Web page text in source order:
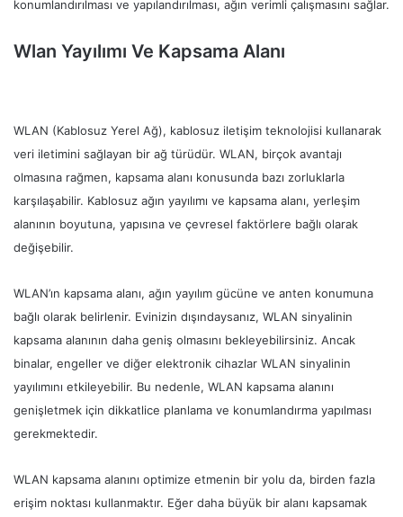
konumlandırılması ve yapılandırılması, ağın verimli çalışmasını sağlar.
Wlan Yayılımı Ve Kapsama Alanı
WLAN (Kablosuz Yerel Ağ), kablosuz iletişim teknolojisi kullanarak
veri iletimini sağlayan bir ağ türüdür. WLAN, birçok avantajı
olmasına rağmen, kapsama alanı konusunda bazı zorluklarla
karşılaşabilir. Kablosuz ağın yayılımı ve kapsama alanı, yerleşim
alanının boyutuna, yapısına ve çevresel faktörlere bağlı olarak
değişebilir.
WLAN’ın kapsama alanı, ağın yayılım gücüne ve anten konumuna
bağlı olarak belirlenir. Evinizin dışındaysanız, WLAN sinyalinin
kapsama alanının daha geniş olmasını bekleyebilirsiniz. Ancak
binalar, engeller ve diğer elektronik cihazlar WLAN sinyalinin
yayılımını etkileyebilir. Bu nedenle, WLAN kapsama alanını
genişletmek için dikkatlice planlama ve konumlandırma yapılması
gerekmektedir.
WLAN kapsama alanını optimize etmenin bir yolu da, birden fazla
erişim noktası kullanmaktır. Eğer daha büyük bir alanı kapsamak